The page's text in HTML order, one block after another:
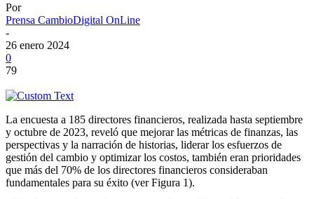
Por
Prensa CambioDigital OnLine
-
26 enero 2024
0
79
La encuesta a 185 directores financieros, realizada hasta septiembre
y octubre de 2023, reveló que mejorar las métricas de finanzas, las
perspectivas y la narración de historias, liderar los esfuerzos de
gestión del cambio y optimizar los costos, también eran prioridades
que más del 70% de los directores financieros consideraban
fundamentales para su éxito (ver Figura 1).